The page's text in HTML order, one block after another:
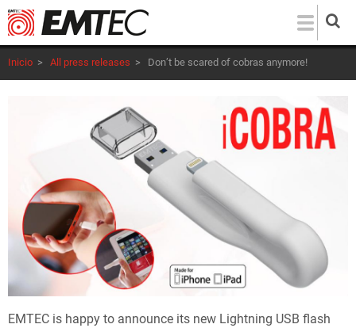
Pasar
al
contenido
principal
Inicio > All press releases > Don’t be scared of cobras anymore!
EMTEC is happy to announce its new Lightning USB flash